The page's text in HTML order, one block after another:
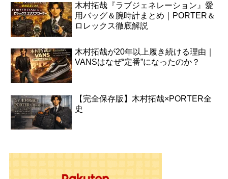
木村拓哉『ラブジェネレーション』愛
用バッグ＆腕時計まとめ｜PORTER＆
ロレックス徹底解説
木村拓哉が20年以上履き続ける理由｜
VANSはなぜ“定番”になったのか？
【完全保存版】木村拓哉×PORTER全
史